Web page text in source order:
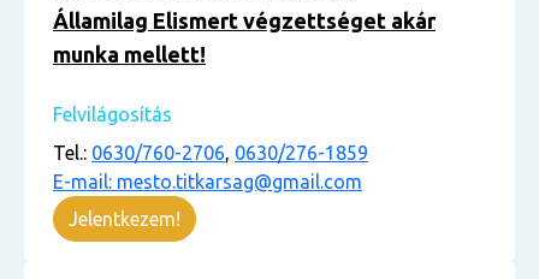
Államilag Elismert végzettséget akár
munka mellett!
Felvilágosítás
Tel.: 0630/760-2706, 0630/276-1859
E-mail: mesto.titkarsag@gmail.com
Jelentkezem!